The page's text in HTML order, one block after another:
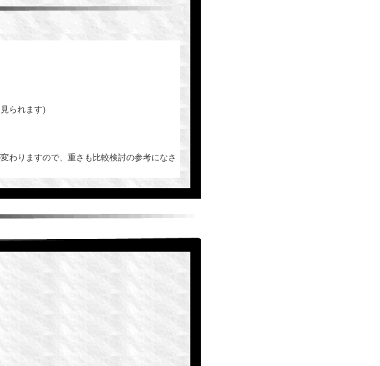
られます)
わりますので、重さも比較検討の参考になさ